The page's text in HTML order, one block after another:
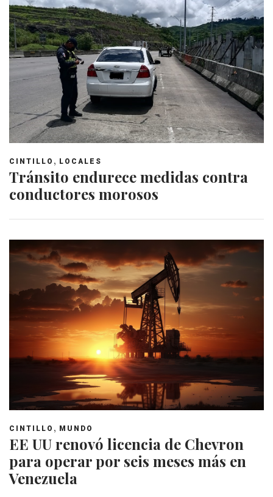
CINTILLO , LOCALES
Tránsito endurece medidas contra
conductores morosos
CINTILLO , MUNDO
EE UU renovó licencia de Chevron
para operar por seis meses más en
Venezuela